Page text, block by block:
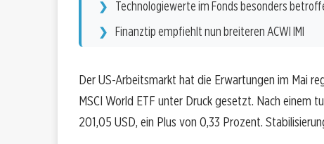
Technologiewerte im Fonds besonders
Finanztip empfiehlt nun breiteren ACWI IMI
Der US-Arbeitsmarkt hat die Erwartungen im Mai
MSCI World ETF unter Druck gesetzt. Nach einem
201,05 USD, ein Plus von 0,33 Prozent.